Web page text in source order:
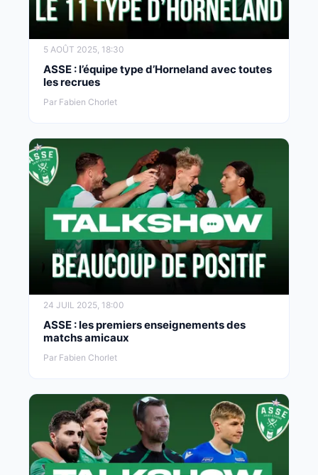
5 AOÛT 2025, 18:30
ASSE : l’équipe type d’Horneland avec toutes
les recrues
Par Fabien Chorlet
24 JUIL 2025, 18:00
ASSE : les premiers enseignements des
matchs amicaux
Par Fabien Chorlet